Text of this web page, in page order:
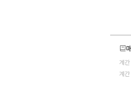
계
계